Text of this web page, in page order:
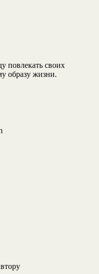
повлекать своих
образу жизни.